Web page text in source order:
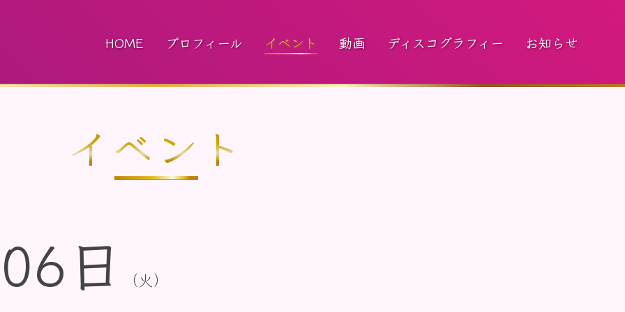
HOME プロフィール イベント 動画 ディスコグラフィー お知らせ
イベント
日 （火）